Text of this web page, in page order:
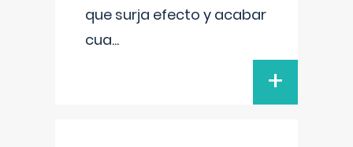
que surja efecto y acabar
cua...
+